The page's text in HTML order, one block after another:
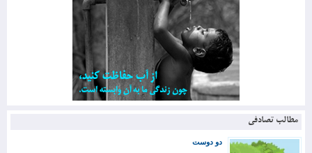
مطالب تصادفی
دو دوست